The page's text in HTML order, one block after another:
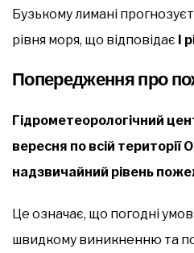
Бузькому лимані
рівня моря, що відповідає І
Попередження про
Гідрометеорологічний
вересня по всій території
надзвичайний рівень
Це означає, що погодні
швидкому виникненню та